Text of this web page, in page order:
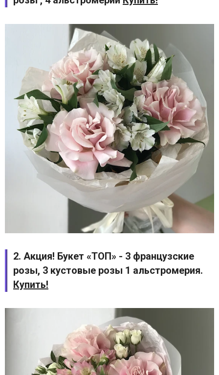
2. Акция! Букет «ТОП» - 3 французские
розы, 3 кустовые розы 1 альстромерия.
Купить!